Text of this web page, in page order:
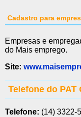
Cadastro para
Empresas e
do Mais emprego.
Site:
Telefone do PAT
Telefone: (14) 3322-